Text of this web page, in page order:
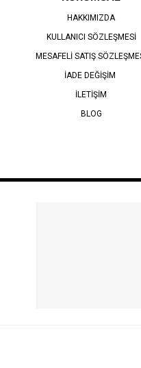
HAKKIMIZDA
KULLANICI SÖZLEŞMESİ
MESAFELİ SATIŞ
İADE DEĞİŞİM
İLETİŞİM
BLOG